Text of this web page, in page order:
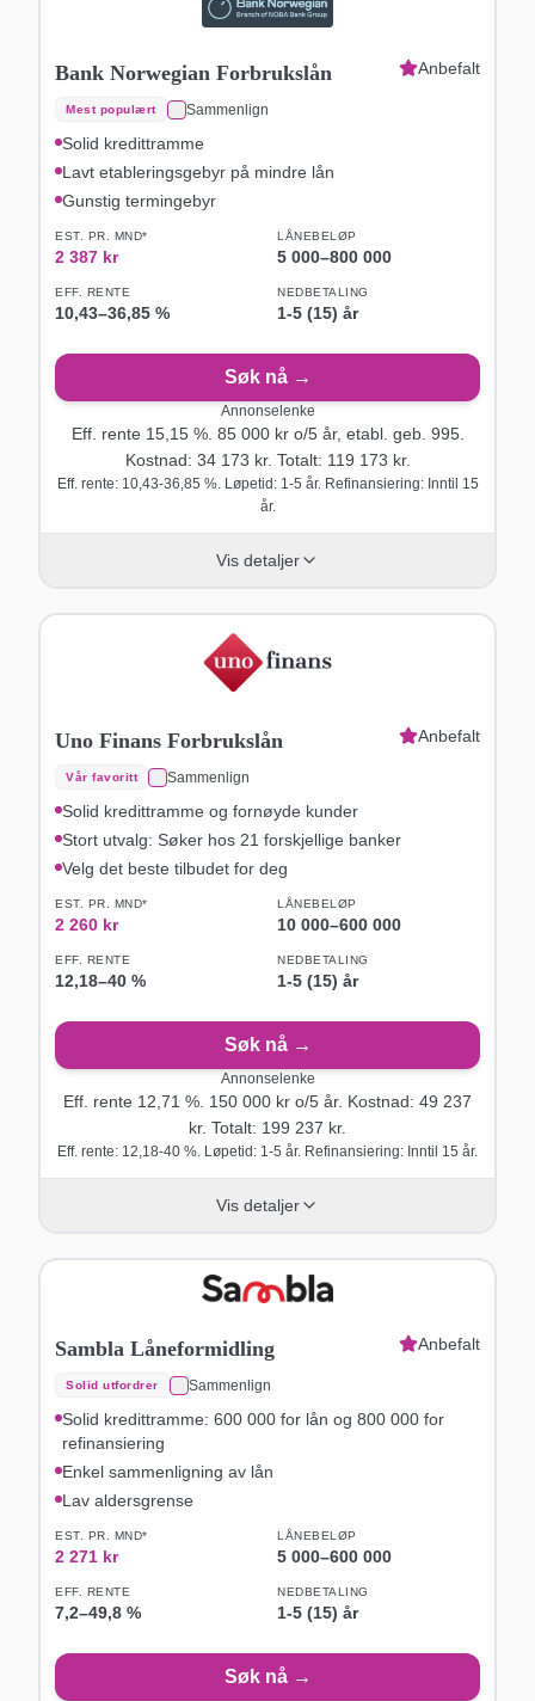
Bank Norwegian Forbrukslån
Mest populært Sammenlign
Anbefalt
Solid kredittramme
Lavt etableringsgebyr på mindre lån
Gunstig termingebyr
EST. PR. MND*
2 387 kr
LÅNEBELØP
5 000–800 000
EFF. RENTE
10,43–36,85 %
NEDBETALING
1-5 (15) år
Søk nå →
Annonselenke
Eff. rente 15,15%. 85 000kr o/5år, etabl. geb. 995.
Kostnad: 34 173 kr. Totalt: 119 173 kr.
Eff. rente: 10,43-36,85 %. Løpetid: 1-5 år. Refinansiering: Inntil 15
år.
Vis detaljer
Uno Finans Forbrukslån
Vår favoritt Sammenlign
Anbefalt
Solid kredittramme og fornøyde kunder
Stort utvalg: Søker hos 21 forskjellige banker
Velg det beste tilbudet for deg
EST. PR. MND*
2 260 kr
LÅNEBELØP
10 000–600 000
EFF. RENTE
12,18–40 %
NEDBETALING
1-5 (15) år
Søk nå →
Annonselenke
Eff. rente 12,71 %. 150 000 kr o/5 år. Kostnad: 49 237
kr. Totalt: 199 237 kr.
Eff. rente: 12,18-40 %. Løpetid: 1-5 år. Refinansiering: Inntil 15 år.
Vis detaljer
Sambla Låneformidling
Solid utfordrer Sammenlign
Anbefalt
Solid kredittramme: 600 000 for lån og 800 000 for
refinansiering
Enkel sammenligning av lån
Lav aldersgrense
EST. PR. MND*
2 271 kr
LÅNEBELØP
5 000–600 000
EFF. RENTE
7,2–49,8 %
NEDBETALING
1-5 (15) år
Søk nå →